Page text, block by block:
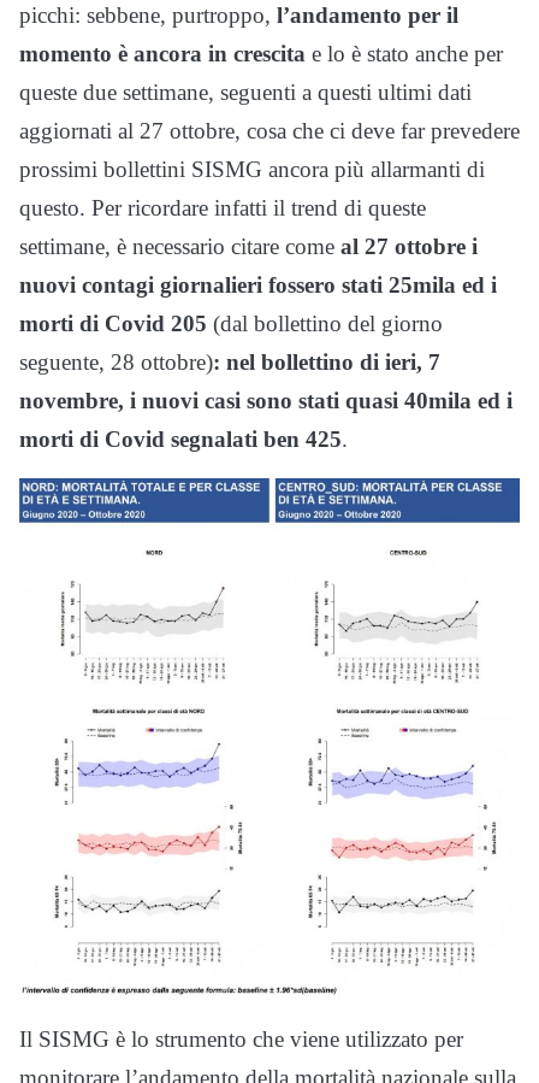
picchi: sebbene, purtroppo, l’andamento per il
momento è ancora in crescita e lo è stato anche per
queste due settimane, seguenti a questi ultimi dati
aggiornati al 27 ottobre, cosa che ci deve far prevedere
prossimi bollettini SISMG ancora più allarmanti di
questo. Per ricordare infatti il trend di queste
settimane, è necessario citare come al 27 ottobre i
nuovi contagi giornalieri fossero stati 25mila ed i
morti di Covid 205 (dal bollettino del giorno
seguente, 28 ottobre): nel bollettino di ieri, 7
novembre, i nuovi casi sono stati quasi 40mila ed i
morti di Covid segnalati ben 425.
Il SISMG è lo strumento che viene utilizzato per
monitorare l’andamento della mortalità nazionale sulla